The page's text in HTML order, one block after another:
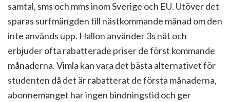
samtal, sms och mms inom Sverige och EU. Utöver det
sparas surfmängden till nästkommande månad om den
inte används upp. Hallon använder 3s nät och
erbjuder ofta rabatterade priser de först kommande
månaderna. Vimla kan vara det bästa alternativet för
studenten då det är rabatterat de första månaderna,
abonnemanget har ingen bindningstid och ger